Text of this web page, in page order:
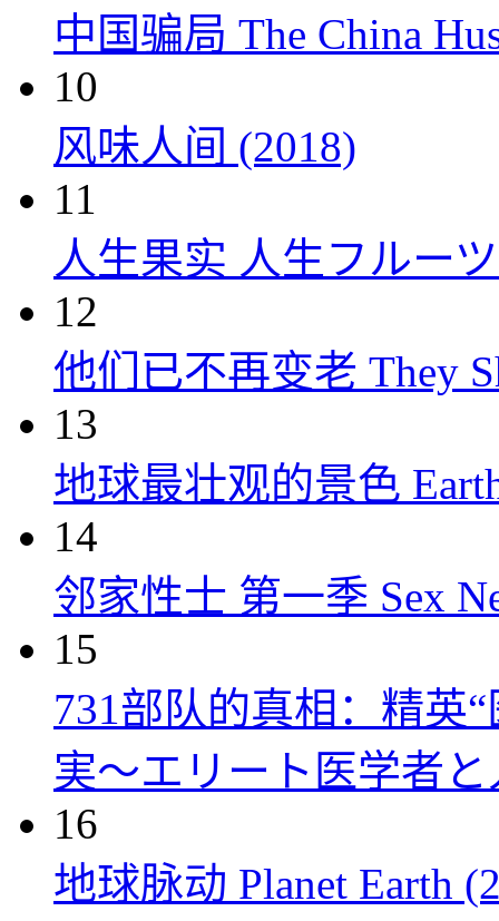
中国骗局 The China
10
风味人间 (2018)
11
人生果实 人生フルー
12
他们已不再变老 They
13
地球最壮观的景色
14
邻家性士 第一季 Sex
15
731部队的真相：精英
実～エリート医学者
16
地球脉动 Planet Earth